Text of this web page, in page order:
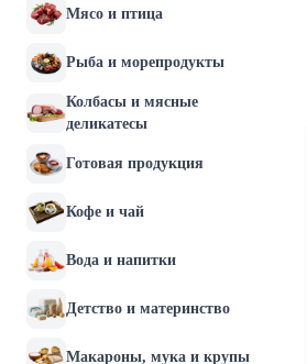
Мясо и птица
Рыба и морепродукты
Колбасы и мясные
деликатесы
Готовая продукция
Кофе и чай
Вода и напитки
Детство и материнство
Макароны, мука и крупы